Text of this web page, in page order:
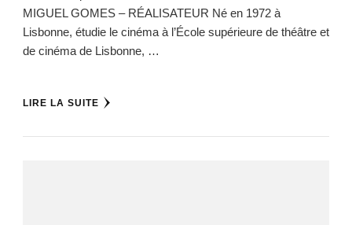
MIGUEL GOMES – RÉALISATEUR Né en 1972 à
Lisbonne, étudie le cinéma à l’École supérieure de théâtre et
de cinéma de Lisbonne, …
LIRE LA SUITE